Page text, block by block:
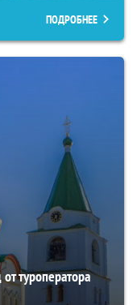
ПОДРОБНЕЕ
туроператора